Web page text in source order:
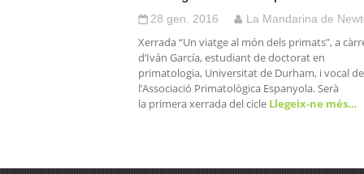
28 gen. 2016 La Mandarina de
Xerrada “Un viatge al món dels primats”, a
d’Iván García, estudiant de doctorat en
primatologia, Universitat de Durham, i vocal de
l’Associació Primatològica Espanyola. Serà
la primera xerrada del cicle Llegeix-ne més…